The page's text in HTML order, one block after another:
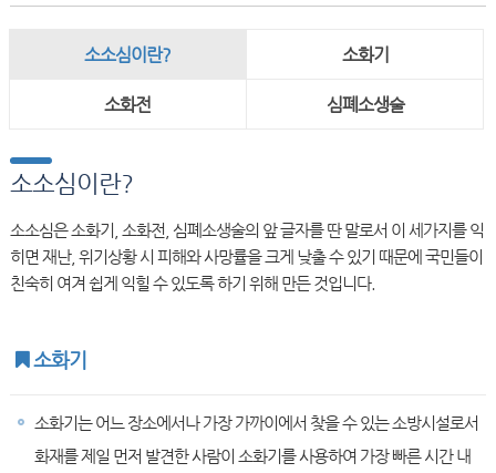
소소심이란? 소화기
소화전 심폐소생술
소소심이란?
소소심은 소화기, 소화전, 심폐소생술의 앞 글자를 딴 말로서 이 세가지를 익
히면 재난, 위기상황 시 피해와 사망률을 크게 낮출 수 있기 때문에 국민들이
친숙히 여겨 쉽게 익힐 수 있도록 하기 위해 만든 것입니다.
소화기
소화기는 어느 장소에서나 가장 가까이에서 찾을 수 있는 소방시설로서
화재를 제일 먼저 발견한 사람이 소화기를 사용하여 가장 빠른 시간 내